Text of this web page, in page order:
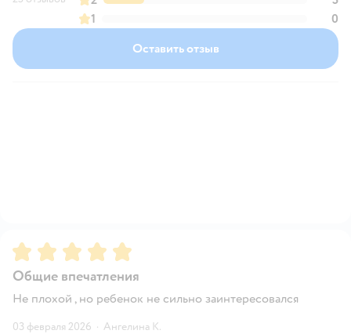
1
0
Оставить отзыв
Рейтинг:5
Общие впечатления
Не плохой , но ребенок не сильно заинтересовался
03 февраля 2026 · Ангелина К.